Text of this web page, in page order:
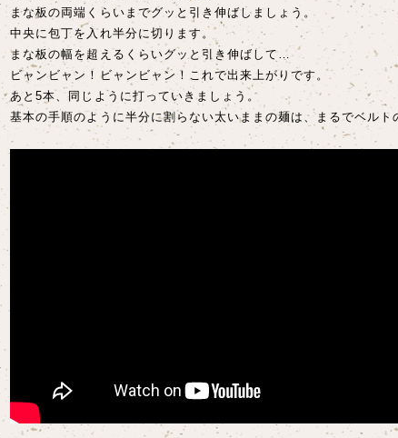
まな板の両端くらいまでグッと引き伸ばしましょう。
中央に包丁を入れ半分に切ります。
まな板の幅を超えるくらいグッと引き伸ばして…
ビャンビャン！ビャンビャン！これで出来上がりです。
あと5本、同じように打っていきましょう。
基本の手順のように半分に割らない太いままの麺は、まるでベルト